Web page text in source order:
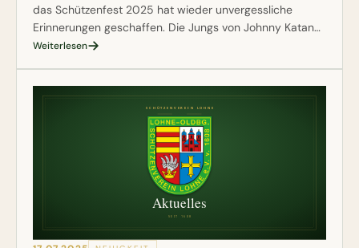
das Schützenfest 2025 hat wieder unvergessliche
Erinnerungen geschaffen. Die Jungs von Johnny Katana
haben die Highlights mit ihren Kameras festgehalten.
Weiterlesen